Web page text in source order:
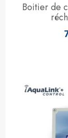
Boitier de